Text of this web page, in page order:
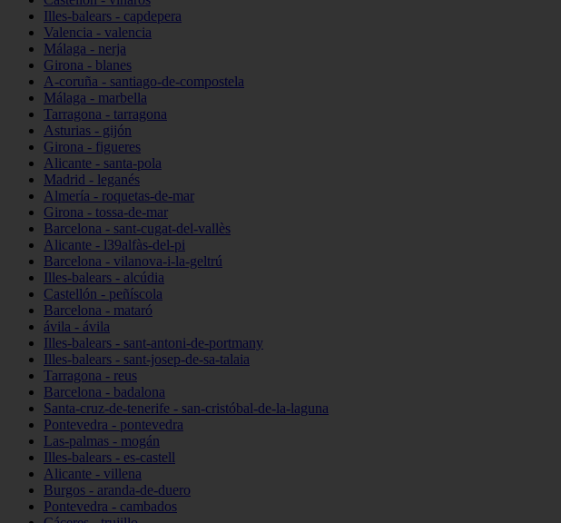
Illes-balears - capdepera
Valencia - valencia
Málaga - nerja
Girona - blanes
A-coruña - santiago-de-compostela
Málaga - marbella
Tarragona - tarragona
Asturias - gijón
Girona - figueres
Alicante - santa-pola
Madrid - leganés
Almería - roquetas-de-mar
Girona - tossa-de-mar
Barcelona - sant-cugat-del-vallès
Alicante - l39alfàs-del-pi
Barcelona - vilanova-i-la-geltrú
Illes-balears - alcúdia
Castellón - peñíscola
Barcelona - mataró
ávila - ávila
Illes-balears - sant-antoni-de-portmany
Illes-balears - sant-josep-de-sa-talaia
Tarragona - reus
Barcelona - badalona
Santa-cruz-de-tenerife - san-cristóbal-de-la-laguna
Pontevedra - pontevedra
Las-palmas - mogán
Illes-balears - es-castell
Alicante - villena
Burgos - aranda-de-duero
Pontevedra - cambados